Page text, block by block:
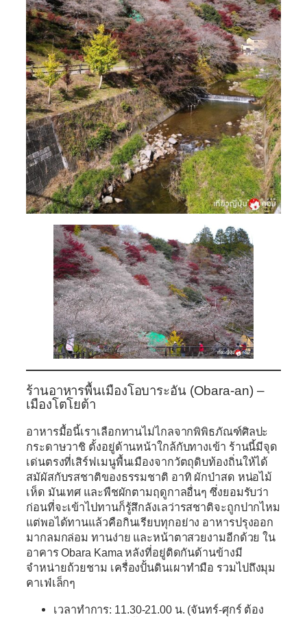
ร้านอาหารพื้นเมืองโอบาระอัน (Obara-an) –
เมืองโตโยต้า
อาหารมื้อนี้เราเลือกทานไม่ไกลจากพิพิธภัณฑ์ศิลปะ
กระดาษวาชิ ตั้งอยู่ด้านหน้าใกล้กับทางเข้า ร้านนี้มีจุด
เด่นตรงที่เสิร์ฟเมนูพื้นเมืองจากวัตถุดิบท้องถิ่นให้ได้
สมัผัสกับรสชาติของธรรมชาติ อาทิ ผักป่าสด หน่อไม้
เห็ด มันเทศ และพืชผักตามฤดูกาลอื่นๆ ซึ่งยอมรับว่า
ก่อนที่จะเข้าไปทานก็รู้สึกลังเลว่ารสชาติจะถูกปากไหม
แต่พอได้ทานแล้วคือกินเรียบทุกอย่าง อาหารปรุงออก
มากลมกล่อม ทานง่าย และหน้าตาสวยงามอีกด้วย ใน
อาคาร Obara Kama หลังที่อยู่ติดกันด้านข้างมี
จำหน่ายถ้วยชาม เครื่องปั้นดินเผาทำมือ รวมไปถึงมุม
คาเฟ่เล็กๆ
เวลาทำการ: 11.30-21.00 น. (จันทร์-ศุกร์ ต้อง